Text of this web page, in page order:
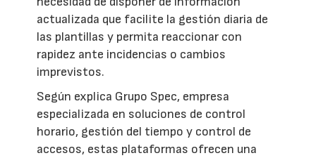
actualizada que facilite la gestión diaria de
las plantillas y permita reaccionar con
rapidez ante incidencias o cambios
imprevistos.
Según explica Grupo Spec, empresa
especializada en soluciones de control
horario, gestión del tiempo y control de
accesos, estas plataformas ofrecen una